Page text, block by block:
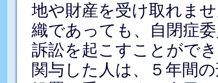
地や財産を受け取れま
織であっても、自閉症
訴訟を起こすことがで
関与した人は、５年間